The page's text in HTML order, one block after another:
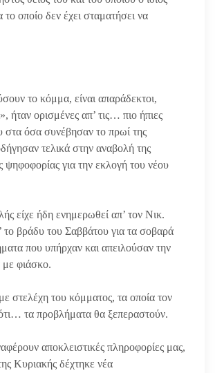
το οποίο δεν έχει σταματήσει να
το κόμμα, είναι απαράδεκτοι,
ήταν ορισμένες απ’ τις… πιο ήπιες
στα όσα συνέβησαν το πρωί της
τελικά στην αναβολή της
ψηφοφορίας για την εκλογή του νέου
είχε ήδη ενημερωθεί απ’ τον Νικ.
βράδυ του Σαββάτου για τα σοβαρά
που υπήρχαν και απειλούσαν την
με φιάσκο.
στελέχη του κόμματος, τα οποία τον
τα προβλήματα θα ξεπεραστούν.
αποκλειστικές πληροφορίες μας,
Κυριακής δέχτηκε νέα